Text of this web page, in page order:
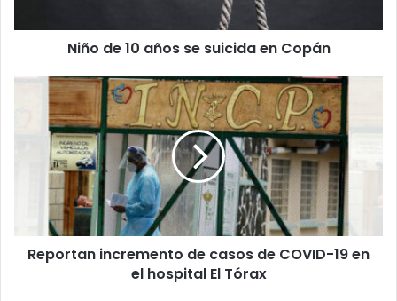
Niño de 10 años se suicida en Copán
Reportan
incremento
COVID-
el
hospital
Reportan incremento de casos de COVID-19 en
el hospital El Tórax